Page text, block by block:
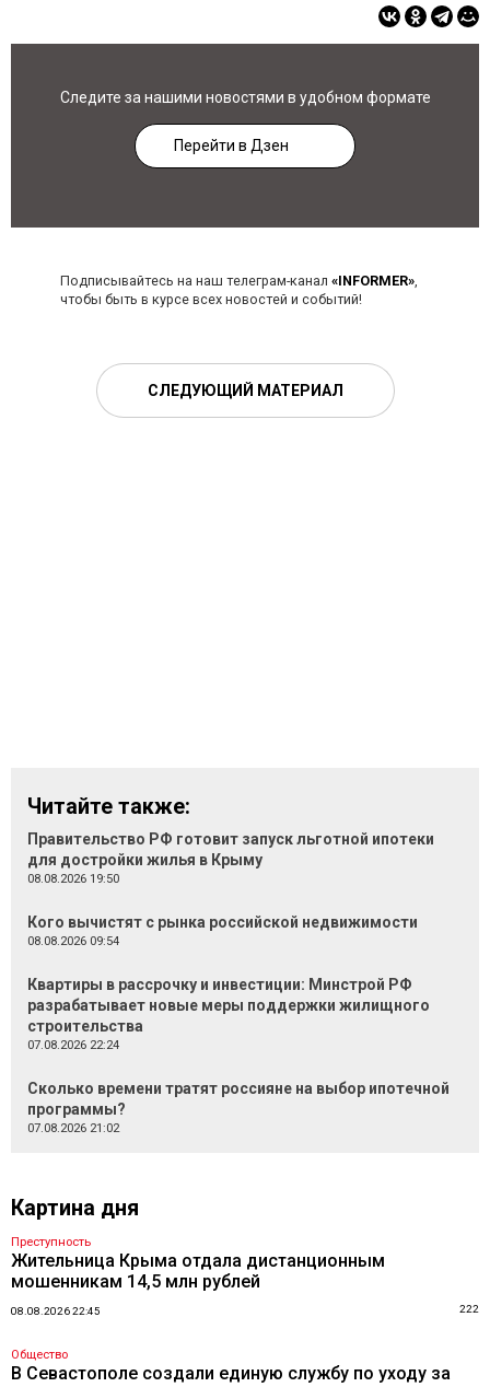
Следите за нашими новостями в удобном формате
Перейти в Дзен
Подписывайтесь на наш телеграм-канал «INFORMER»,
чтобы быть в курсе всех новостей и событий!
СЛЕДУЮЩИЙ МАТЕРИАЛ
Читайте также:
Правительство РФ готовит запуск льготной ипотеки
для достройки жилья в Крыму
08.08.2026 19:50
Кого вычистят с рынка российской недвижимости
08.08.2026 09:54
Квартиры в рассрочку и инвестиции: Минстрой РФ
разрабатывает новые меры поддержки жилищного
строительства
07.08.2026 22:24
Сколько времени тратят россияне на выбор ипотечной
программы?
07.08.2026 21:02
Картина дня
Преступность
Жительница Крыма отдала дистанционным
мошенникам 14,5 млн рублей
08.08.2026 22:45 222
Общество
В Севастополе создали единую службу по уходу за